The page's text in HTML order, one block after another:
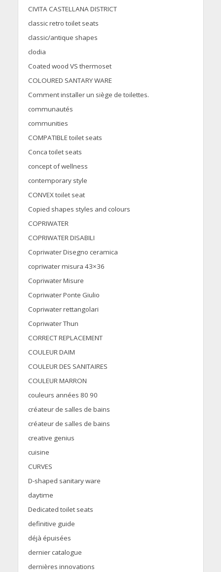
CIVITA CASTELLANA DISTRICT
classic retro toilet seats
classic/antique shapes
clodia
Coated wood VS thermoset
COLOURED SANTARY WARE
Comment installer un siège de toilettes.
communautés
communities
COMPATIBLE toilet seats
Conca toilet seats
concept of wellness
contemporary style
CONVEX toilet seat
Copied shapes styles and colours
COPRIWATER
COPRIWATER DISABILI
Copriwater Disegno ceramica
copriwater misura 43×36
Copriwater Misure
Copriwater Ponte Giulio
Copriwater rettangolari
Copriwater Thun
CORRECT REPLACEMENT
COULEUR DAIM
COULEUR DES SANITAIRES
COULEUR MARRON
couleurs années 80 90
créateur de salles de bains
créateur de salles de bains
creative genius
cuisine
CURVES
D-shaped sanitary ware
daytime
Dedicated toilet seats
definitive guide
déjà épuisées
dernier catalogue
dernières innovations